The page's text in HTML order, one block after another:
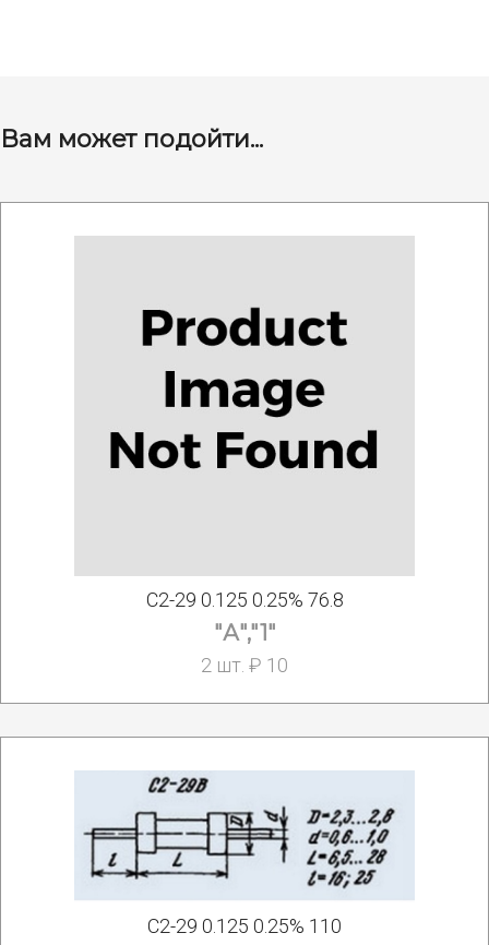
Вам может подойти...
С2-29 0.125 0.25% 76.8
"А","1"
2 шт. ₽ 10
С2-29 0.125 0.25% 110